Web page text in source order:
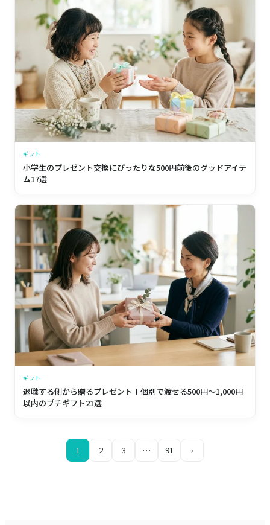
ギフト
小学生のプレゼント交換にぴったりな500円前後のグッドアイテ
ム17選
ギフト
退職する側から贈るプレゼント！個別で渡せる500円〜1,000円
以内のプチギフト21選
1 2 3 … 91 ›